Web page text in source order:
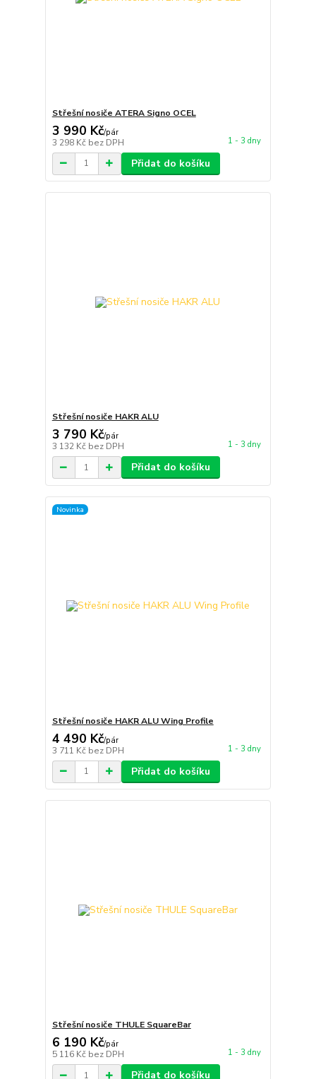
Střešní nosiče ATERA Signo OCEL
3 990 Kč/pár
3 298 Kč bez DPH 1 - 3 dny
Přidat do košíku
Střešní nosiče HAKR ALU
3 790 Kč/pár
3 132 Kč bez DPH 1 - 3 dny
Přidat do košíku
Novinka
Střešní nosiče HAKR ALU Wing Profile
4 490 Kč/pár
3 711 Kč bez DPH 1 - 3 dny
Přidat do košíku
Střešní nosiče THULE SquareBar
6 190 Kč/pár
5 116 Kč bez DPH 1 - 3 dny
Přidat do košíku